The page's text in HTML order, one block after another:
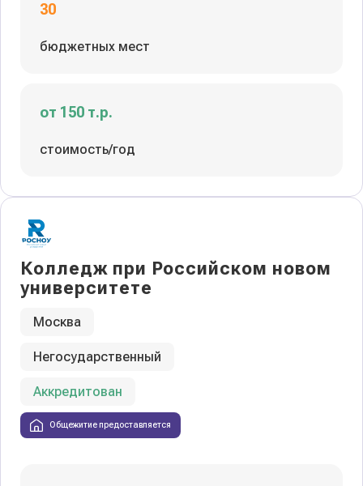
30
бюджетных мест
от 150 т.р.
стоимость/год
Колледж при Российском новом
университете
Москва
Негосударственный
Аккредитован
Общежитие предоставляется